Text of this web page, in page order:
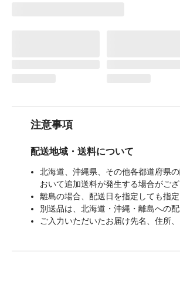
注意事項
配送地域・送料について
北海道、沖縄県、その他各都道府県
おいて追加送料が発生する場合がござ
離島の場合、配送日を指定しても指
別送品は、北海道・沖縄・離島への配
ご入力いただいたお届け先名、住所